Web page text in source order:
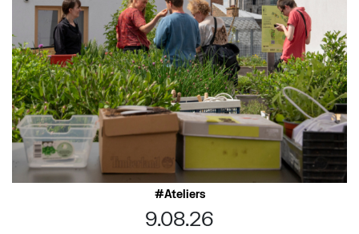
Ateliers
9.08.26